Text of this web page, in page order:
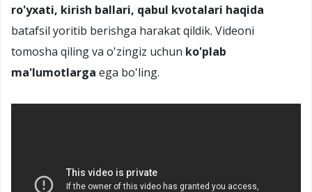
ro'yxati, kirish ballari, qabul kvotalari haqida
batafsil yoritib berishga harakat qildik. Videoni
tomosha qiling va o'zingiz uchun ko'plab
ma'lumotlarga ega bo'ling.